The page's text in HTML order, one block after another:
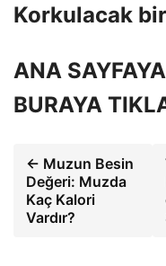
Korkulacak
ANA
BURAYA
← Muzun Besin
Değeri: Muzda
Kaç Kalori
Vardır?